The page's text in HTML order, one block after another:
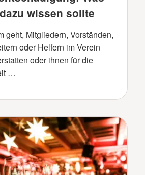
wissen sollte
geht, Mitgliedern, Vorständen,
oder Helfern im Verein
oder ihnen für die
…